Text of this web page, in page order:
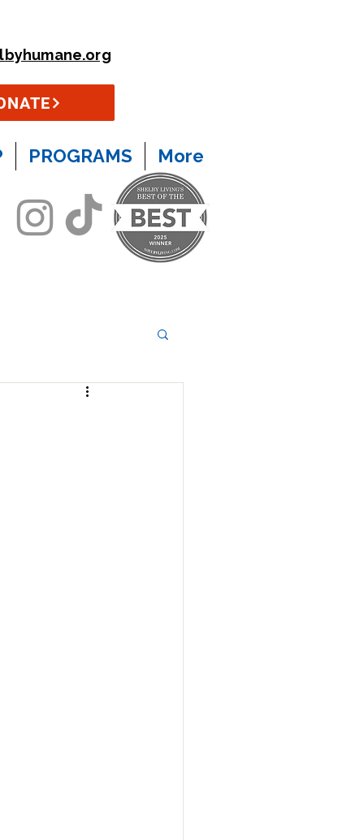
PROGRAMS More